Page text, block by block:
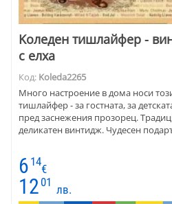
Kоледен тишлайфер -
с елха
Код: Koleda2265
Много настроение в дома носи
тишлайфер - за гостната, за
пред заснежения прозорец.
деликатен винтидж. Чудесен
6 14
€
12 01
лв.